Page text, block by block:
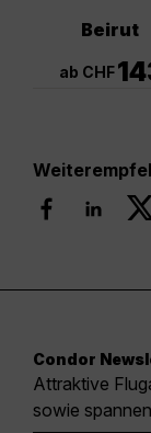
Beirut
ab CHF
Condor
Attraktive
sowie